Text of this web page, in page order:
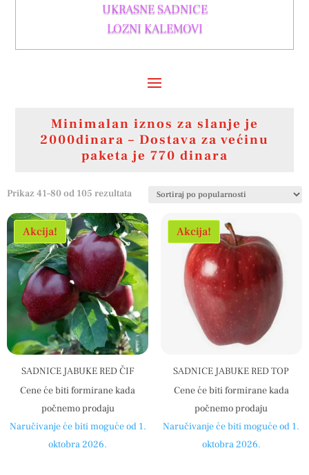
UKRASNE SADNICE
LOZNI KALEMOVI
Minimalan iznos za slanje je
2000dinara – Dostava za većinu
paketa je 770 dinara
Prikaz 41–80 od 105 rezultataSortirano
popularnosti
Akcija!
SADNICE JABUKE RED ČIF
Cene će biti formirane kada
počnemo prodaju
Naručivanje će biti moguće od 1.
oktobra 2026.
Akcija!
SADNICE JABUKE RED TOP
Cene će biti formirane kada
počnemo prodaju
Naručivanje će biti moguće od 1.
oktobra 2026.